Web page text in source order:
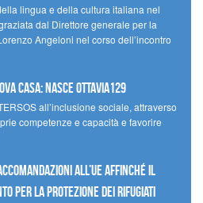
lingua e della cultura italiana nel
dal Direttore generale per la
Angeloni nel corso dell’incontro
casa: nasce Ottavia129
all’inclusione sociale, attraverso
competenze e capacità e favorire
all’UE affinché il
per la protezione dei rifugiati